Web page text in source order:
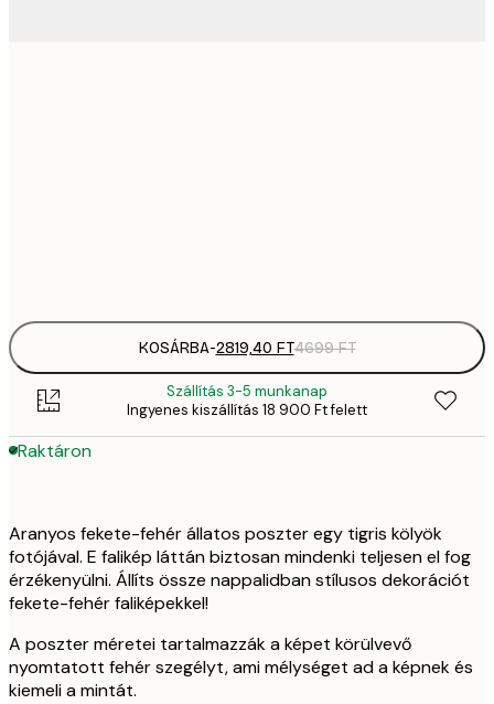
KOSÁRBA-2819,40 FT4699 FT
Szállítás 3-5 munkanap
Ingyenes kiszállítás 18 900 Ft felett
Raktáron
Aranyos fekete-fehér állatos poszter egy tigris kölyök
fotójával. E falikép láttán biztosan mindenki teljesen el fog
érzékenyülni. Állíts össze nappalidban stílusos dekorációt
fekete-fehér faliképekkel!
A poszter méretei tartalmazzák a képet körülvevő
nyomtatott fehér szegélyt, ami mélységet ad a képnek és
kiemeli a mintát.